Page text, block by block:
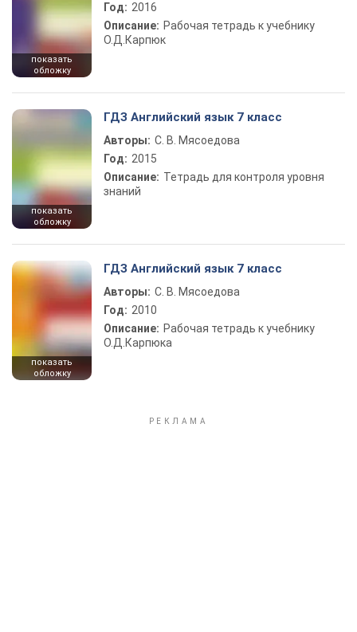
показать
обложку
Год: 2016
Описание: Рабочая тетрадь к учебнику
О.Д.Карпюк
показать
обложку
ГДЗ Английский язык 7 класс
Авторы: С. В. Мясоедова
Год: 2015
Описание: Тетрадь для контроля уровня
знаний
показать
обложку
ГДЗ Английский язык 7 класс
Авторы: С. В. Мясоедова
Год: 2010
Описание: Рабочая тетрадь к учебнику
О.Д.Карпюка